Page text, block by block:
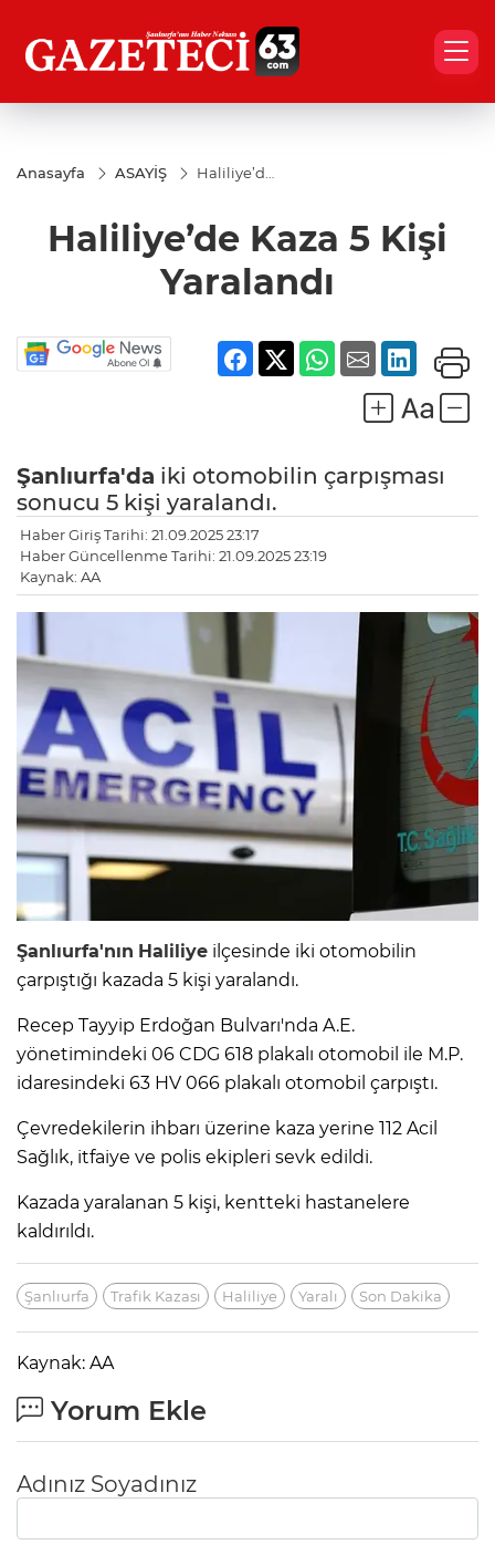
Anasayfa ASAYİŞ
Haliliye’de
Haliliye’de Kaza 5 Kişi
Yaralandı
Şanlıurfa'da iki otomobilin çarpışması
sonucu 5 kişi yaralandı.
Haber Giriş Tarihi: 21.09.2025 23:17
Haber Güncellenme Tarihi: 21.09.2025 23:19
Kaynak: AA
Şanlıurfa'nın Haliliye ilçesinde iki otomobilin
çarpıştığı kazada 5 kişi yaralandı.
Recep Tayyip Erdoğan Bulvarı'nda A.E.
yönetimindeki 06 CDG 618 plakalı otomobil ile M.P.
idaresindeki 63 HV 066 plakalı otomobil çarpıştı.
Çevredekilerin ihbarı üzerine kaza yerine 112 Acil
Sağlık, itfaiye ve polis ekipleri sevk edildi.
Kazada yaralanan 5 kişi, kentteki hastanelere
kaldırıldı.
Şanlıurfa Trafik Kazası Haliliye Yaralı Son Dakika
Kaynak: AA
Yorum Ekle
Adınız Soyadınız